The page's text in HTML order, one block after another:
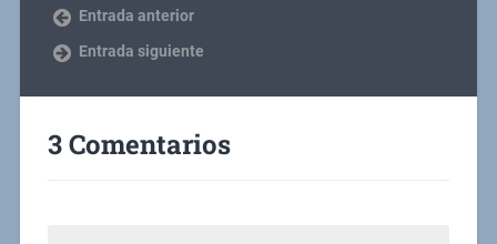
Entrada anterior
Entrada siguiente
3 Comentarios